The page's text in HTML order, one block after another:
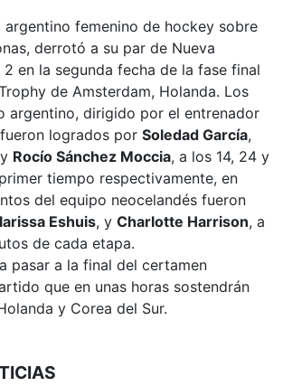
argentino femenino de hockey sobre
derrotó a su par de Nueva
en la segunda fecha de la fase final
de Amsterdam, Holanda. Los
argentino, dirigido por el entrenador
logrados por Soledad García,
y Rocío Sánchez Moccia, a los 14, 24 y
tiempo respectivamente, en
del equipo neocelandés fueron
Eshuis, y Charlotte Harrison, a
de cada etapa.
pasar a la final del certamen
que en unas horas sostendrán
y Corea del Sur.